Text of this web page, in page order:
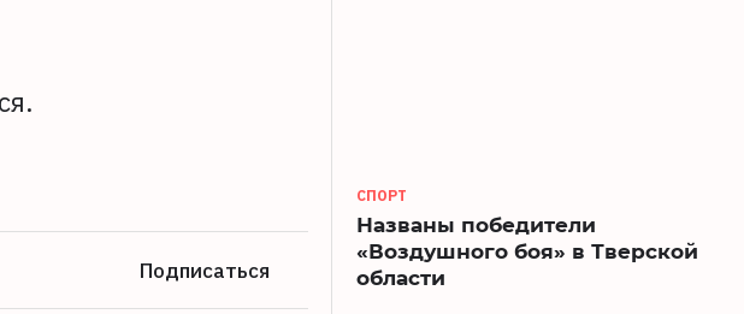
Подписаться
СПОРТ
Названы победители
«Воздушного боя» в Тверской
области